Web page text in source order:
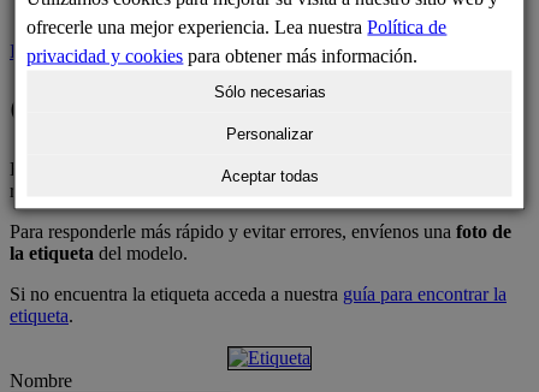
Contacto
Inicio>Contacto
Centro de asistencia
Háganos llegar a través de este formulario sus dudas sobre aquellos
repuestos que necesita o que no encuentra en nuestra página web.
Para responderle más rápido y evitar errores, envíenos una foto de
la etiqueta del modelo.
Si no encuentra la etiqueta acceda a nuestra guía para encontrar la
etiqueta.
Nombre
ofrecerle una mejor experiencia. Lea nuestraPolítica de
privacidad y cookies para obtener más información.
Sólo necesarias
Personalizar
Aceptar todas